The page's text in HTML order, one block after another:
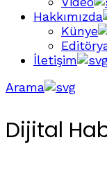
Hakkımızda
Künye
İletişim
Arama
Dijital